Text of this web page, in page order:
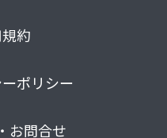
約
ポリシー
お問合せ